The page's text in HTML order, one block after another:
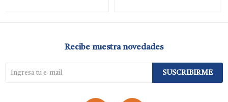
Recibe nuestra novedades
SUSCRIBIRME